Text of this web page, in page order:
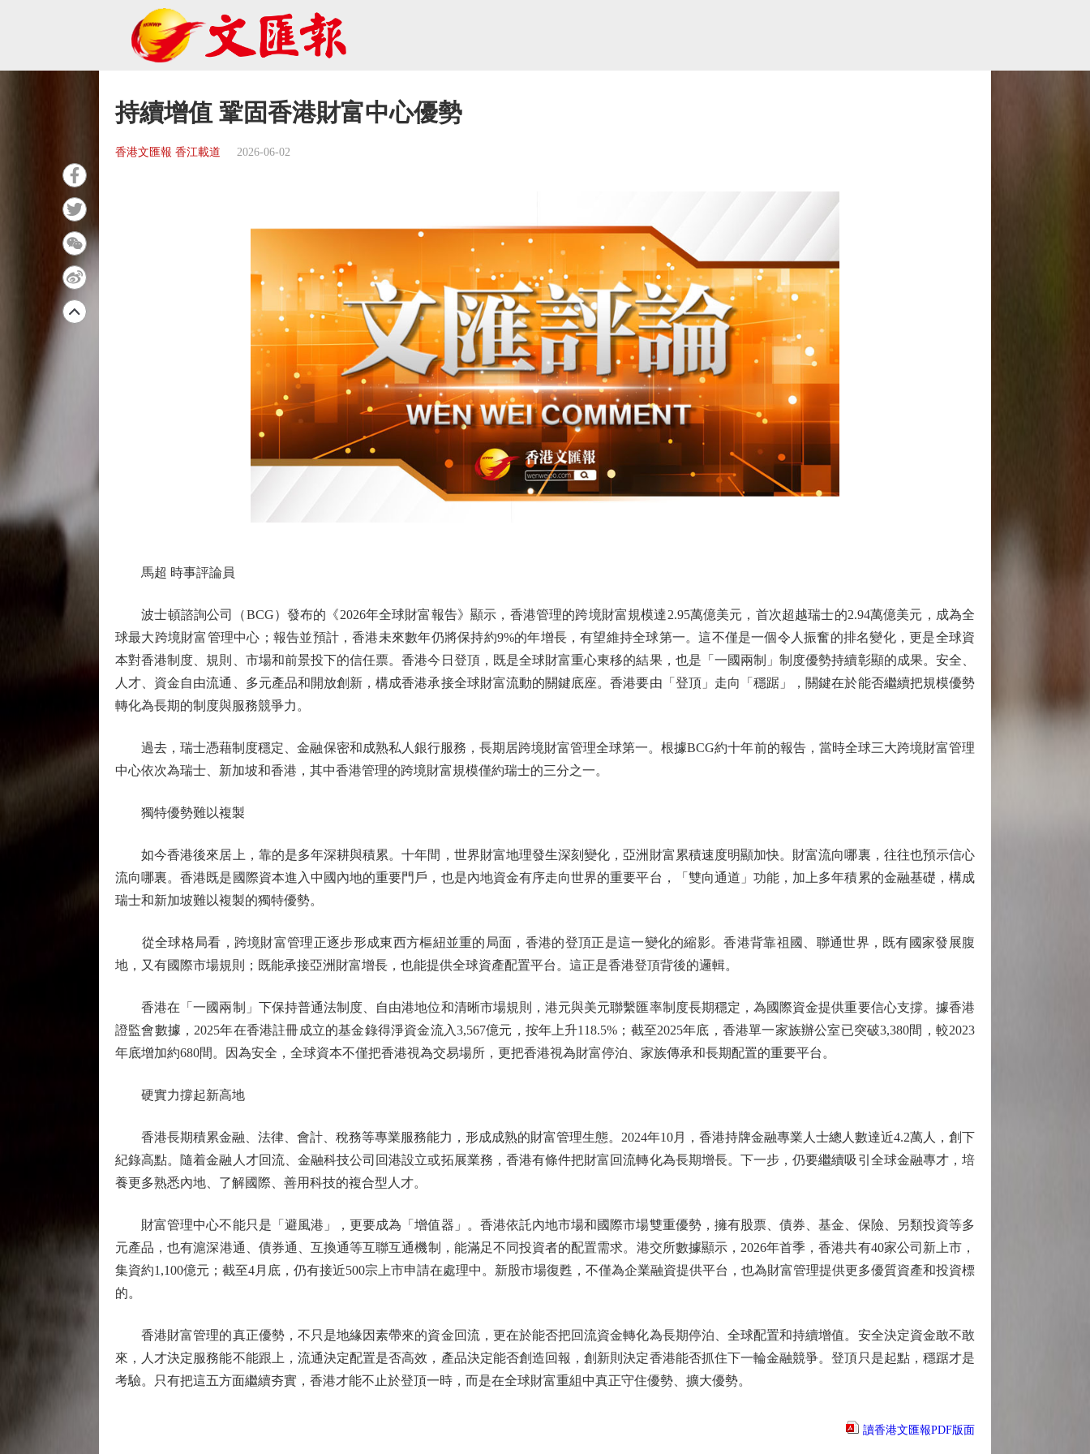
持續增值 鞏固香港財富中心優勢
香港文匯報 香江載道 2026-06-02
馬超 時事評論員
波士頓諮詢公司（BCG）發布的《2026年全球財富報告》顯示，香港管理的跨境財富規模達2.95萬億美元，首次超越瑞士的2.94萬億美元，成為全
球最大跨境財富管理中心；報告並預計，香港未來數年仍將保持約9%的年增長，有望維持全球第一。這不僅是一個令人振奮的排名變化，更是全球資
本對香港制度、規則、市場和前景投下的信任票。香港今日登頂，既是全球財富重心東移的結果，也是「一國兩制」制度優勢持續彰顯的成果。安全、
人才、資金自由流通、多元產品和開放創新，構成香港承接全球財富流動的關鍵底座。香港要由「登頂」走向「穩踞」，關鍵在於能否繼續把規模優勢
轉化為長期的制度與服務競爭力。
過去，瑞士憑藉制度穩定、金融保密和成熟私人銀行服務，長期居跨境財富管理全球第一。根據BCG約十年前的報告，當時全球三大跨境財富管理
中心依次為瑞士、新加坡和香港，其中香港管理的跨境財富規模僅約瑞士的三分之一。
獨特優勢難以複製
如今香港後來居上，靠的是多年深耕與積累。十年間，世界財富地理發生深刻變化，亞洲財富累積速度明顯加快。財富流向哪裏，往往也預示信心
流向哪裏。香港既是國際資本進入中國內地的重要門戶，也是內地資金有序走向世界的重要平台，「雙向通道」功能，加上多年積累的金融基礎，構成
瑞士和新加坡難以複製的獨特優勢。
從全球格局看，跨境財富管理正逐步形成東西方樞紐並重的局面，香港的登頂正是這一變化的縮影。香港背靠祖國、聯通世界，既有國家發展腹
地，又有國際市場規則；既能承接亞洲財富增長，也能提供全球資產配置平台。這正是香港登頂背後的邏輯。
香港在「一國兩制」下保持普通法制度、自由港地位和清晰市場規則，港元與美元聯繫匯率制度長期穩定，為國際資金提供重要信心支撐。據香港
證監會數據，2025年在香港註冊成立的基金錄得淨資金流入3,567億元，按年上升118.5%；截至2025年底，香港單一家族辦公室已突破3,380間，較2023
年底增加約680間。因為安全，全球資本不僅把香港視為交易場所，更把香港視為財富停泊、家族傳承和長期配置的重要平台。
硬實力撐起新高地
香港長期積累金融、法律、會計、稅務等專業服務能力，形成成熟的財富管理生態。2024年10月，香港持牌金融專業人士總人數達近4.2萬人，創下
紀錄高點。隨着金融人才回流、金融科技公司回港設立或拓展業務，香港有條件把財富回流轉化為長期增長。下一步，仍要繼續吸引全球金融專才，培
養更多熟悉內地、了解國際、善用科技的複合型人才。
財富管理中心不能只是「避風港」，更要成為「增值器」。香港依託內地市場和國際市場雙重優勢，擁有股票、債券、基金、保險、另類投資等多
元產品，也有滬深港通、債券通、互換通等互聯互通機制，能滿足不同投資者的配置需求。港交所數據顯示，2026年首季，香港共有40家公司新上市，
集資約1,100億元；截至4月底，仍有接近500宗上市申請在處理中。新股市場復甦，不僅為企業融資提供平台，也為財富管理提供更多優質資產和投資標
的。
香港財富管理的真正優勢，不只是地緣因素帶來的資金回流，更在於能否把回流資金轉化為長期停泊、全球配置和持續增值。安全決定資金敢不敢
來，人才決定服務能不能跟上，流通決定配置是否高效，產品決定能否創造回報，創新則決定香港能否抓住下一輪金融競爭。登頂只是起點，穩踞才是
考驗。只有把這五方面繼續夯實，香港才能不止於登頂一時，而是在全球財富重組中真正守住優勢、擴大優勢。
讀香港文匯報PDF版面